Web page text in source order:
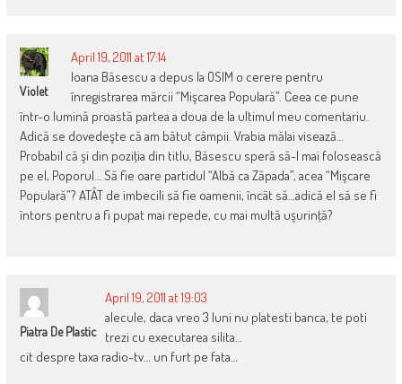
Violet
April 19, 2011 at 17:14
Ioana Băsescu a depus la OSIM o cerere pentru
înregistrarea mărcii “Mişcarea Populară”. Ceea ce pune
într-o lumină proastă partea a doua de la ultimul meu comentariu.
Adică se dovedeşte că am bătut câmpii. Vrabia mălai visează…
Probabil că şi din poziţia din titlu, Băsescu speră să-l mai folosească
pe el, Poporul… Să fie oare partidul “Albă ca Zăpada”, acea “Mişcare
Populară”? ATÂT de imbecili să fie oamenii, încât să…adică el să se fi
întors pentru a fi pupat mai repede, cu mai multă uşurinţă?
Piatra De Plastic
April 19, 2011 at 19:03
alecule, daca vreo 3 luni nu platesti banca, te poti
trezi cu executarea silita…
cit despre taxa radio-tv… un furt pe fata…